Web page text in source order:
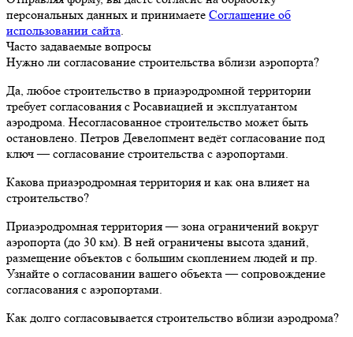
персональных данных и принимаете Соглашение об
использовании сайта
Часто задаваемые вопросы
Нужно ли согласование строительства вблизи аэропорта?
Да, любое строительство в приаэродромной территории
требует согласования с Росавиацией и эксплуатантом
аэродрома. Несогласованное строительство может быть
остановлено. Петров Девелопмент ведёт согласование под
ключ — согласование строительства с аэропортами.
Какова приаэродромная территория и как она влияет на
строительство?
Приаэродромная территория — зона ограничений вокруг
аэропорта (до 30 км). В ней ограничены высота зданий,
размещение объектов с большим скоплением людей и пр.
Узнайте о согласовании вашего объекта — сопровождение
согласования с аэропортами.
Как долго согласовывается строительство вблизи аэродрома?